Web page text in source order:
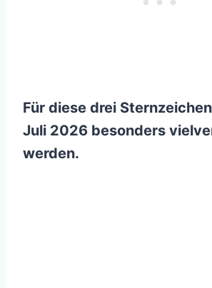
Für diese drei
Juli 2026 besonders
werden.